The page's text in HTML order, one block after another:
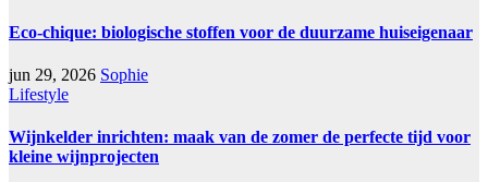
Eco-chique: biologische stoffen voor de duurzame huiseigenaar
jun 29, 2026 Sophie
Lifestyle
Wijnkelder inrichten: maak van de zomer de perfecte tijd voor
kleine wijnprojecten